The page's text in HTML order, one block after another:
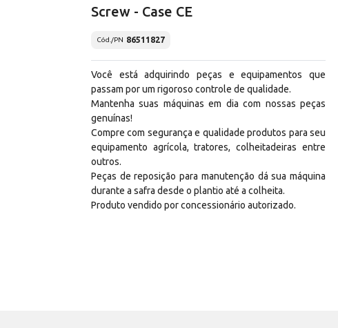
Screw - Case CE
Cód./PN 86511827
Você está adquirindo peças e equipamentos que
passam por um rigoroso controle de qualidade.
Mantenha suas máquinas em dia com nossas peças
genuínas!
Compre com segurança e qualidade produtos para seu
equipamento agrícola, tratores, colheitadeiras entre
outros.
Peças de reposição para manutenção dá sua máquina
durante a safra desde o plantio até a colheita.
Produto vendido por concessionário autorizado.